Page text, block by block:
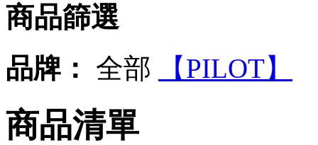
商品篩選
品牌： 全部 【PILOT】
商品清單